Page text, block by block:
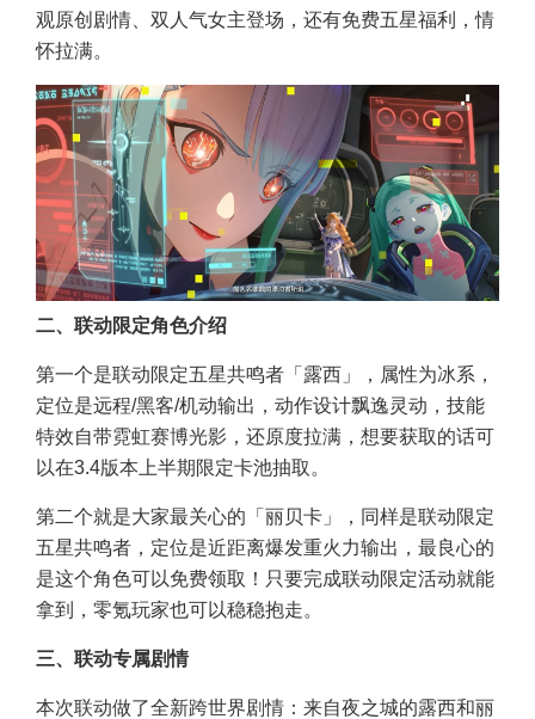
观原创剧情、双人气女主登场，还有免费五星福利，情
怀拉满。
二、联动限定角色介绍
第一个是联动限定五星共鸣者「露西」，属性为冰系，
定位是远程/黑客/机动输出，动作设计飘逸灵动，技能
特效自带霓虹赛博光影，还原度拉满，想要获取的话可
以在3.4版本上半期限定卡池抽取。
第二个就是大家最关心的「丽贝卡」，同样是联动限定
五星共鸣者，定位是近距离爆发重火力输出，最良心的
是这个角色可以免费领取！只要完成联动限定活动就能
拿到，零氪玩家也可以稳稳抱走。
三、联动专属剧情
本次联动做了全新跨世界剧情：来自夜之城的露西和丽